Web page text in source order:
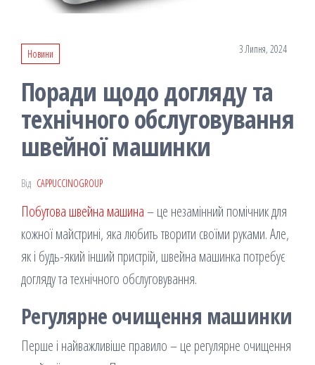
Новини 3 Липня, 2024
Поради щодо догляду та
технічного обслуговування
швейної машинки
Від CAPPUCCINOGROUP
Побутова швейна машина– це незамінний помічник для
кожної майстрині, яка любить творити своїми руками. Але,
як і будь-який інший пристрій, швейна машинка потребує
догляду та технічного обслуговування.
Регулярне очищення машинки
Перше і найважливіше правило – це регулярне очищення